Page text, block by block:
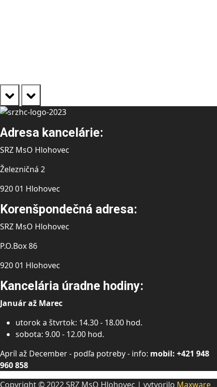
prev next
Adresa kancelárie:
SRZ MsO Hlohovec
Železničná 2
920 01 Hlohovec
Korenšpondečná adresa:
SRZ MsO Hlohovec
P.O.Box 86
920 01 Hlohovec
Kancelária úradne hodiny:
Január až Marec
utorok a štvrtok: 14.30 - 18.00 hod.
sobota: 9.00 - 12.00 hod.
Apríl až December - podľa potreby - info: mobil: +421 948
960 858
Copyright © 2022 SRZ MsO Hlohovec | vytvorilo Maxware